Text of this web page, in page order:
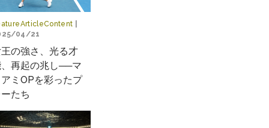
04/21
の強さ、光る才
再起の兆し──マ
ミOPを彩ったプ
たち